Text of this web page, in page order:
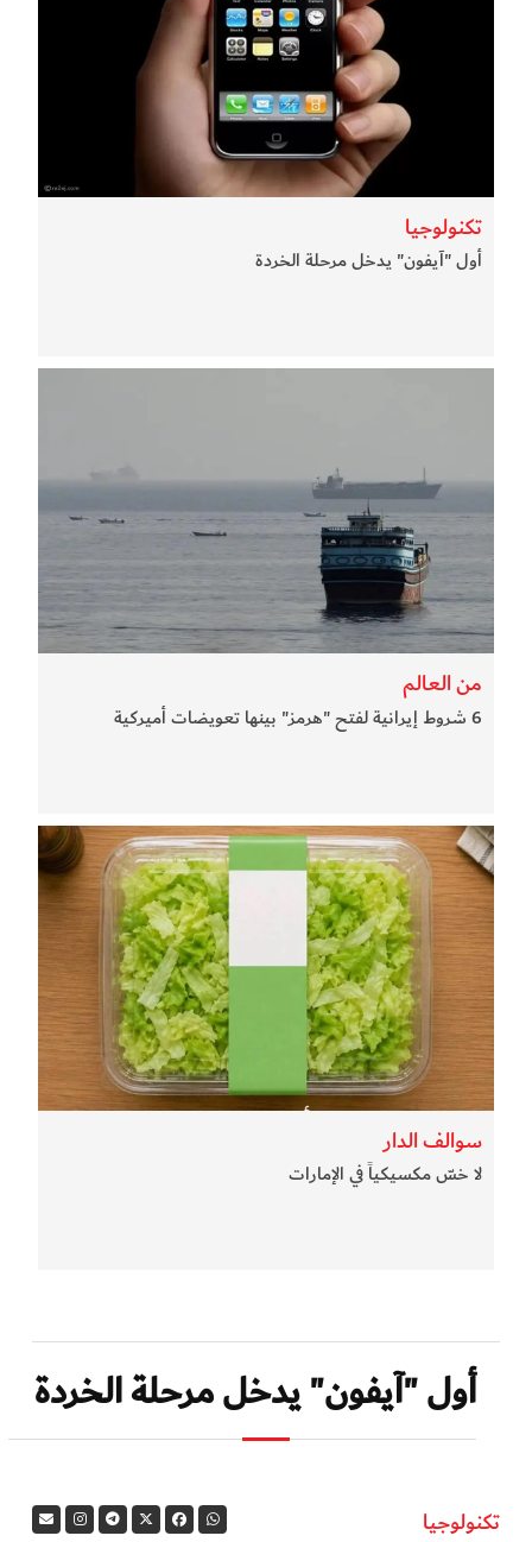
تكنولوجيا
أول "آيفون" يدخل مرحلة الخردة
من العالم
6 شروط إيرانية لفتح "هرمز" بينها تعويضات أميركية
سوالف الدار
لا خسّ مكسيكياً في الإمارات
أول "آيفون" يدخل مرحلة الخردة
تكنولوجيا